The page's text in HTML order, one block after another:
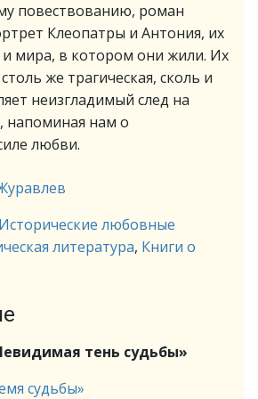
повествованию, роман
Клеопатры и Антония, их
мира, в котором они жили. Их
же трагическая, сколь и
неизгладимый след на
напоминая нам о
любви.
Исторические любовные
литература, Книги о
тень судьбы»
судьбы»